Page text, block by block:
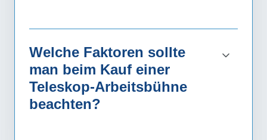
Welche Faktoren sollte
man beim Kauf einer
Teleskop-Arbeitsbühne
beachten?